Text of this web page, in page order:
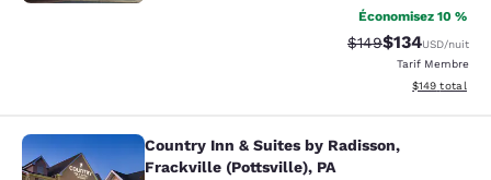
Économisez 10 %
Tarif barré :
$149Tarif réduit :
$134USD/nuit
Tarif Membre
Afficher les
$149 total
Country Inn & Suites by Radisson,
Country Inn & Suites by Radisson,
Frackville (Pottsville), PA